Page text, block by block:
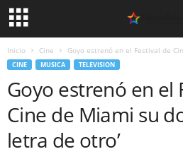
Inicio Cine Goyo estrenó en el Festival de
CINE MUSICA TELEVISION
Goyo estrenó en el
Cine de Miami su
letra de otro’